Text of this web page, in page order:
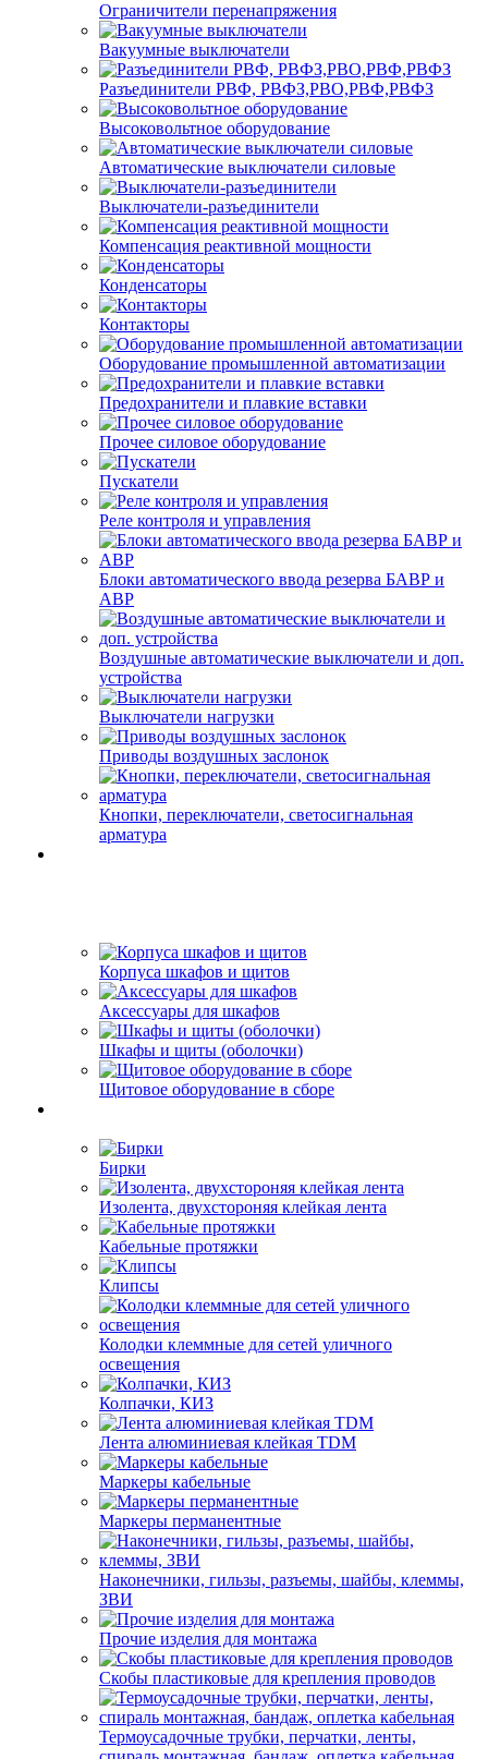
Ограничители перенапряжения
Вакуумные выключатели
Разъединители РВФ, РВФЗ,РВО,РВФ,РВФЗ
Высоковольтное оборудование
Автоматические выключатели cиловые
Выключатели-разъединители
Компенсация реактивной мощности
Конденсаторы
Контакторы
Оборудование промышленной автоматизации
Предохранители и плавкие вставки
Прочее силовое оборудование
Пускатели
Реле контроля и управления
Блоки автоматического ввода резерва БАВР и
АВР
Воздушные автоматические выключатели и доп.
устройства
Выключатели нагрузки
Приводы воздушных заслонок
Кнопки, переключатели, светосигнальная
арматура
Корпуса шкафов и щитов
Аксессуары для шкафов
Шкафы и щиты (оболочки)
Щитовое оборудование в сборе
Бирки
Изолента, двухстороняя клейкая лента
Кабельные протяжки
Клипсы
Колодки клеммные для сетей уличного
освещения
Колпачки, КИЗ
Лента алюминиевая клейкая TDM
Маркеры кабельные
Маркеры перманентные
Наконечники, гильзы, разъемы, шайбы, клеммы,
ЗВИ
Прочие изделия для монтажа
Скобы пластиковые для крепления проводов
Термоусадочные трубки, перчатки, ленты,